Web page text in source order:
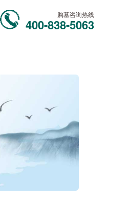
购墓咨询热线
400-838-5063